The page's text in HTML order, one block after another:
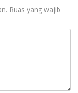
Ruas yang wajib